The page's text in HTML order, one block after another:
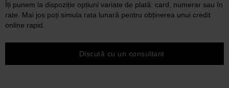
Îți punem la dispoziție opțiuni variate de plată: card, numerar sau în
rate. Mai jos poți simula rata lunară pentru obținerea unui credit
online rapid.
Discută cu un consultant